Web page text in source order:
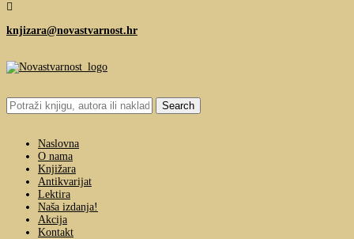

knjizara@novastvarnost.hr
Search
for:
Naslovna
O nama
Knjižara
Antikvarijat
Lektira
Naša izdanja!
Akcija
Kontakt